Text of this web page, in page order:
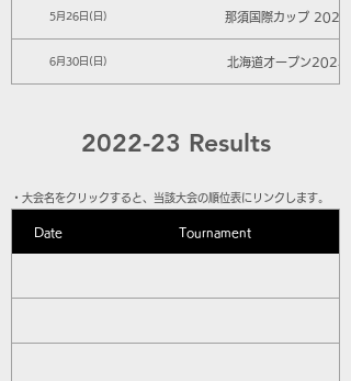
5月26日(日) 那須国際カップ 2024
6月30日(日) 北海道オープン2024
2022-23 Results
​・大会名をクリックすると、当該大会の順位表にリンクします。
Date Tournament